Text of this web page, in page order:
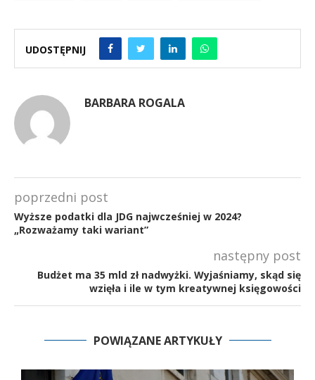
UDOSTĘPNIJ
BARBARA ROGALA
poprzedni post
Wyższe podatki dla JDG najwcześniej w 2024?
„Rozważamy taki wariant”
następny post
Budżet ma 35 mld zł nadwyżki. Wyjaśniamy, skąd się
wzięła i ile w tym kreatywnej księgowości
POWIĄZANE ARTYKUŁY